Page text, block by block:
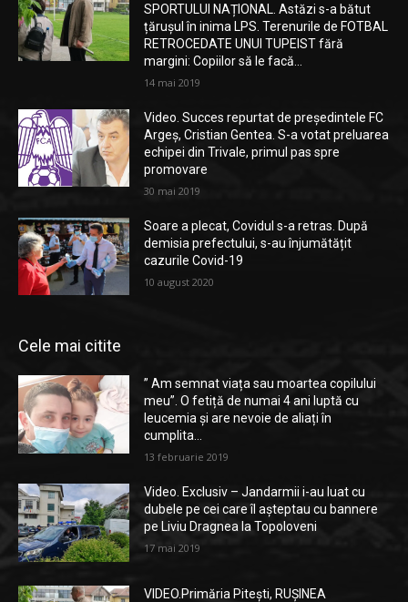
SPORTULUI NAȚIONAL. Astăzi s-a bătut
țărușul în inima LPS. Terenurile de FOTBAL
RETROCEDATE UNUI TUPEIST fără
margini: Copiilor să le facă...
14 mai 2019
Video. Succes repurtat de președintele FC
Argeș, Cristian Gentea. S-a votat preluarea
echipei din Trivale, primul pas spre
promovare
30 mai 2019
Soare a plecat, Covidul s-a retras. După
demisia prefectului, s-au înjumătățit
cazurile Covid-19
10 august 2020
Cele mai citite
” Am semnat viața sau moartea copilului
meu”. O fetiță de numai 4 ani luptă cu
leucemia și are nevoie de aliați în
cumplita...
13 februarie 2019
Video. Exclusiv – Jandarmii i-au luat cu
dubele pe cei care îl așteptau cu bannere
pe Liviu Dragnea la Topoloveni
17 mai 2019
VIDEO.Primăria Pitești, RUȘINEA